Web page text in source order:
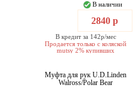
В наличии
2840 р
В кредит за 142р/мес
Продается только с коляской
mutsy 2% купивших
Муфта для рук U.D.Linden
Walross/Polar Bear